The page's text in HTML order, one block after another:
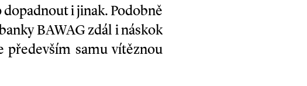
i jinak. Podobně
BAWAG zdál i náskok
především samu vítěznou